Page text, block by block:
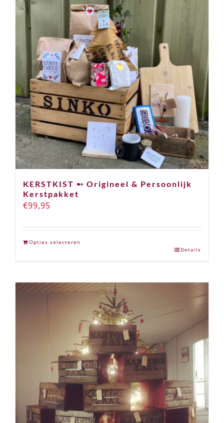
KERSTKIST ➸ Origineel & Persoonlijk
Kerstpakket
€99,95
Opties selecteren
Details